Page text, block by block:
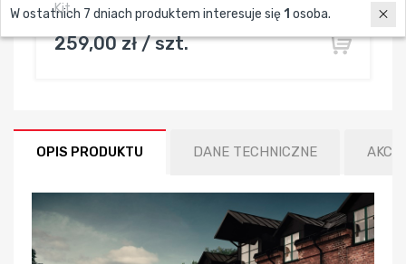
Kit
259,00 zł / szt.
OPIS PRODUKTU DANE TECHNICZNE
W ostatnich 7 dniach produktem interesuje się 1 osoba.